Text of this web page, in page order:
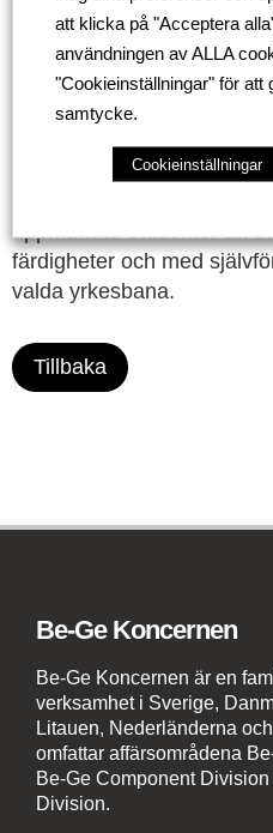
Vi värdesätter verkligen
initiativ, som främjar
vårt deltagande utan även
sponsrats av vårt företag.
vinnarna av första plats i
uppmuntrar studenter att
färdigheter och med
valda yrkesbana.
Tillbaka
Be-Ge Koncernen
Be-Ge Koncernen är en
verksamhet i Sverige,
Litauen, Nederländerna
omfattar affärsområdena
Be-Ge Component
Division.
att klicka på "Acceptera
användningen av ALLA
"Cookieinställningar" för att
samtycke.
Cookieinställningar